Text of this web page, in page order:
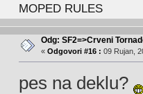
MOPED RULES
Odg: SF2=>Crveni
« Odgovori #16 : 09 Rujan,
pes na deklu?